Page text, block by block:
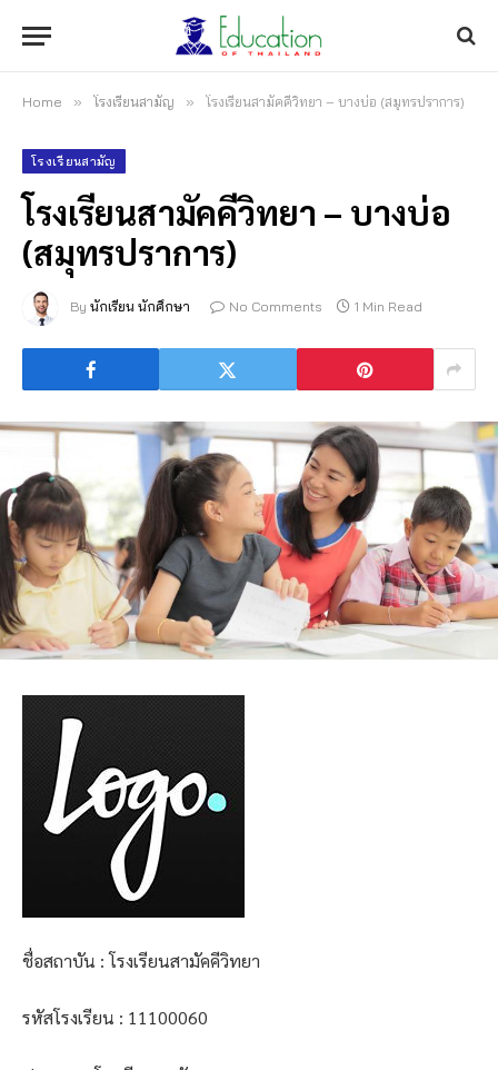
Home » โรงเรียนสามัญ » โรงเรียนสามัคคีวิทยา – บางบ่อ (สมุทรปราการ)
โรงเรียนสามัญ
โรงเรียนสามัคคีวิทยา – บางบ่อ
(สมุทรปราการ)
By นักเรียน นักศึกษา No Comments 1 Min Read
ชื่อสถาบัน : โรงเรียนสามัคคีวิทยา
รหัสโรงเรียน : 11100060